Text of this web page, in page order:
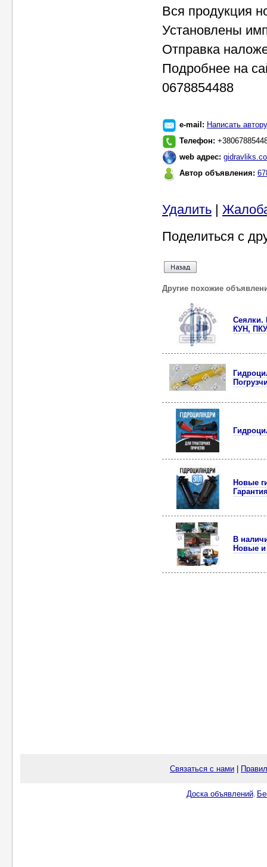
Вся продукция
Установлены
Отправка
Подробнее на
0678854488
e-mail: Написать автору
Телефон:
web адрес:
Автор объявления:
Удалить |
Поделиться с
Другие похожие
Сеялки.
КУН,
Новые
В
Новые и
Связаться с нами
Доска объявлений.